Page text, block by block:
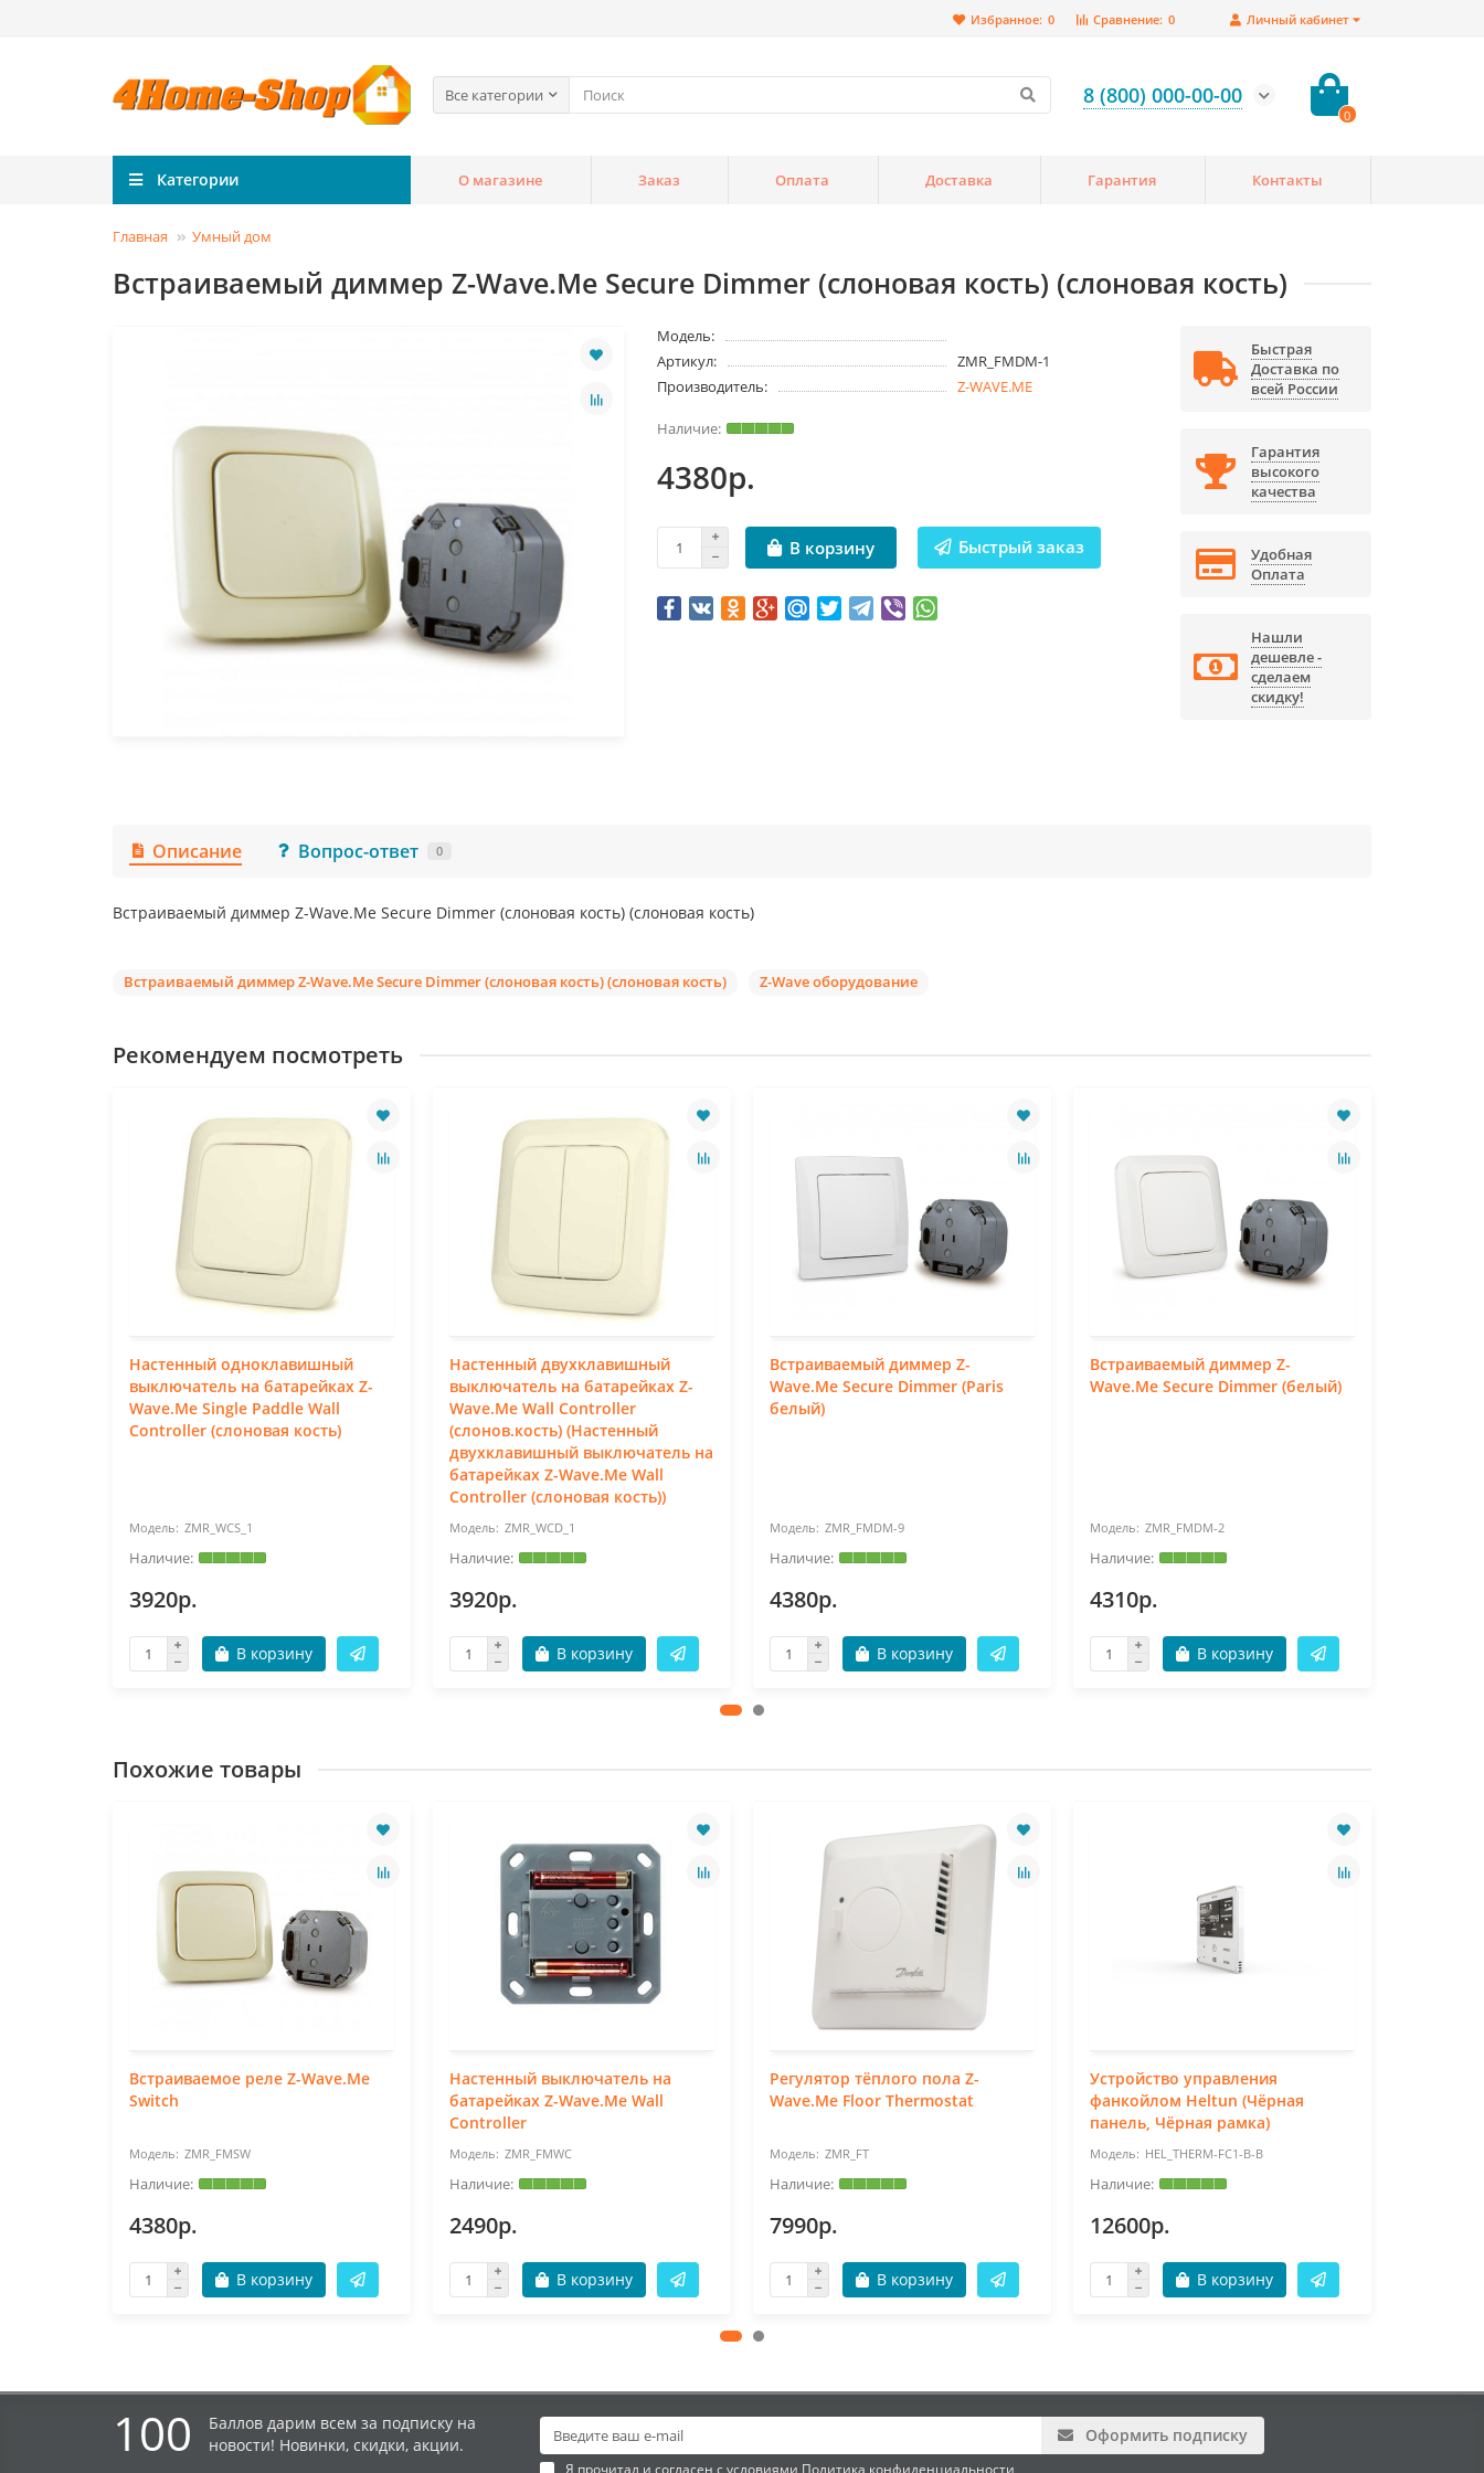
Личный кабинет
Сравнение: 0
Избранное: 0
Все категории 8 (800) 000-00-00
0
Категории О магазине Заказ Оплата Доставка Гарантия Контакты
Главная Умный дом
Встраиваемый диммер Z-Wave.Me Secure Dimmer (слоновая кость) (слоновая кость)
Модель:
Артикул:
ZMR_FMDM-1
Производитель:
Z-WAVE.ME
4380р.
В корзину Быстрый заказ
Быстрая
Доставка по
всей России
Гарантия
высокого
качества
Удобная
Оплата
Нашли
дешевле -
сделаем
скидку!
Описание Вопрос-ответ 0
Встраиваемый диммер Z-Wave.Me Secure Dimmer (слоновая кость) (слоновая кость)
Встраиваемый диммер Z-Wave.Me Secure Dimmer (слоновая кость) (слоновая кость) Z-Wave оборудование
Рекомендуем посмотреть
Настенный одноклавишный
выключатель на батарейках Z-
Wave.Me Single Paddle Wall
Controller (слоновая кость)
ZMR_WCS_1
3920р.
В корзину
Настенный двухклавишный
выключатель на батарейках Z-
Wave.Me Wall Controller
(слонов.кость) (Настенный
двухклавишный выключатель на
батарейках Z-Wave.Me Wall
Controller (слоновая кость))
ZMR_WCD_1
3920р.
В корзину
Встраиваемый диммер Z-
Wave.Me Secure Dimmer (Paris
белый)
ZMR_FMDM-9
4380р.
В корзину
Встраиваемый диммер Z-
Wave.Me Secure Dimmer (белый)
ZMR_FMDM-2
4310р.
В корзину
Похожие товары
Встраиваемое реле Z-Wave.Me
Switch
ZMR_FMSW
4380р.
В корзину
Настенный выключатель на
батарейках Z-Wave.Me Wall
Controller
ZMR_FMWC
2490р.
В корзину
Регулятор тёплого пола Z-
Wave.Me Floor Thermostat
ZMR_FT
7990р.
В корзину
Устройство управления
фанкойлом Heltun (Чёрная
панель, Чёрная рамка)
HEL_THERM-FC1-B-B
12600р.
В корзину
100
Баллов дарим всем за подписку на
новости! Новинки, скидки, акции.
Оформить подписку
Я прочитал и согласен с условиями Политика конфиденциальности